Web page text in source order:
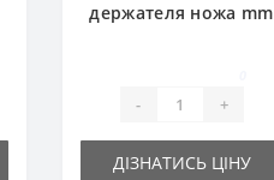
держателя ножа mm
- +
ДІЗНАТИСЬ ЦІНУ